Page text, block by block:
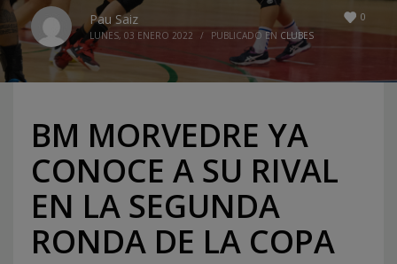
0
Pau Saiz
LUNES, 03 ENERO 2022 / PUBLICADO EN CLUBES
BM MORVEDRE YA
CONOCE A SU RIVAL
EN LA SEGUNDA
RONDA DE LA COPA